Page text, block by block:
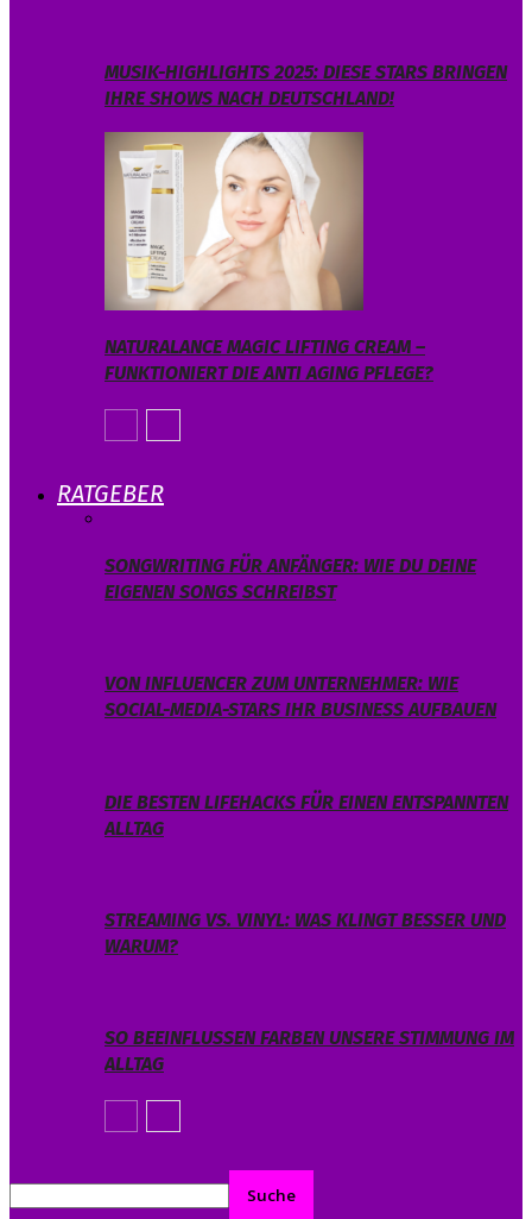
MUSIK-HIGHLIGHTS 2025: DIESE STARS BRINGEN
IHRE SHOWS NACH DEUTSCHLAND!
NATURALANCE MAGIC LIFTING CREAM –
FUNKTIONIERT DIE ANTI AGING PFLEGE?
RATGEBER
SONGWRITING FÜR ANFÄNGER: WIE DU DEINE
EIGENEN SONGS SCHREIBST
VON INFLUENCER ZUM UNTERNEHMER: WIE
SOCIAL-MEDIA-STARS IHR BUSINESS AUFBAUEN
DIE BESTEN LIFEHACKS FÜR EINEN ENTSPANNTEN
ALLTAG
STREAMING VS. VINYL: WAS KLINGT BESSER UND
WARUM?
SO BEEINFLUSSEN FARBEN UNSERE STIMMUNG IM
ALLTAG